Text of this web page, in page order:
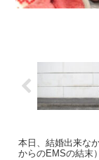
本日、結婚出来な
からのEMSの結末